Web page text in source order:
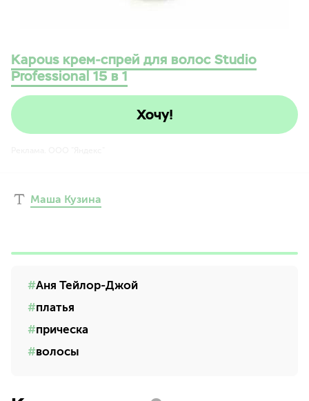
Kapous крем-спрей для волос Studio
Professional 15 в 1
Хочу!
Маша Кузина
Аня Тейлор-Джой
платья
прическа
волосы